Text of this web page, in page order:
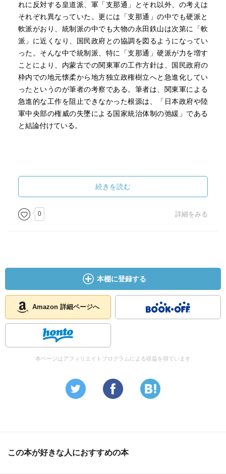
れに反対する皇道派、軍「支那通」とそれ以外、の考えは
それぞれ異なっていた。更には「支那通」の中でも硬派と
軟派がおり、統制派の中でも大物の永田鉄山は次第に「軟
派」に近くなり、国民政府との協調を図るようになってい
った。そんな中で統制派、特に「支那通」硬派が力を増す
ことにより、内蒙古での関東軍の工作方針は、国民政府の
枠内での地元懐柔から地方独立政権樹立へと急進化してい
ったというのが筆者の考察である。筆者は、関東軍による
急進的な工作を阻止できなかった根源は、「日本政府や陸
軍中央部の権威の失墜による国家統治体制の弛緩」である
と結論付けている。
続きを読む
0 詳細をみる
本棚に登録する
Amazon 詳細ページへ
本ページはアフィリエイトプログラムによる収益を得ています
この本が好きな人におすすめの本